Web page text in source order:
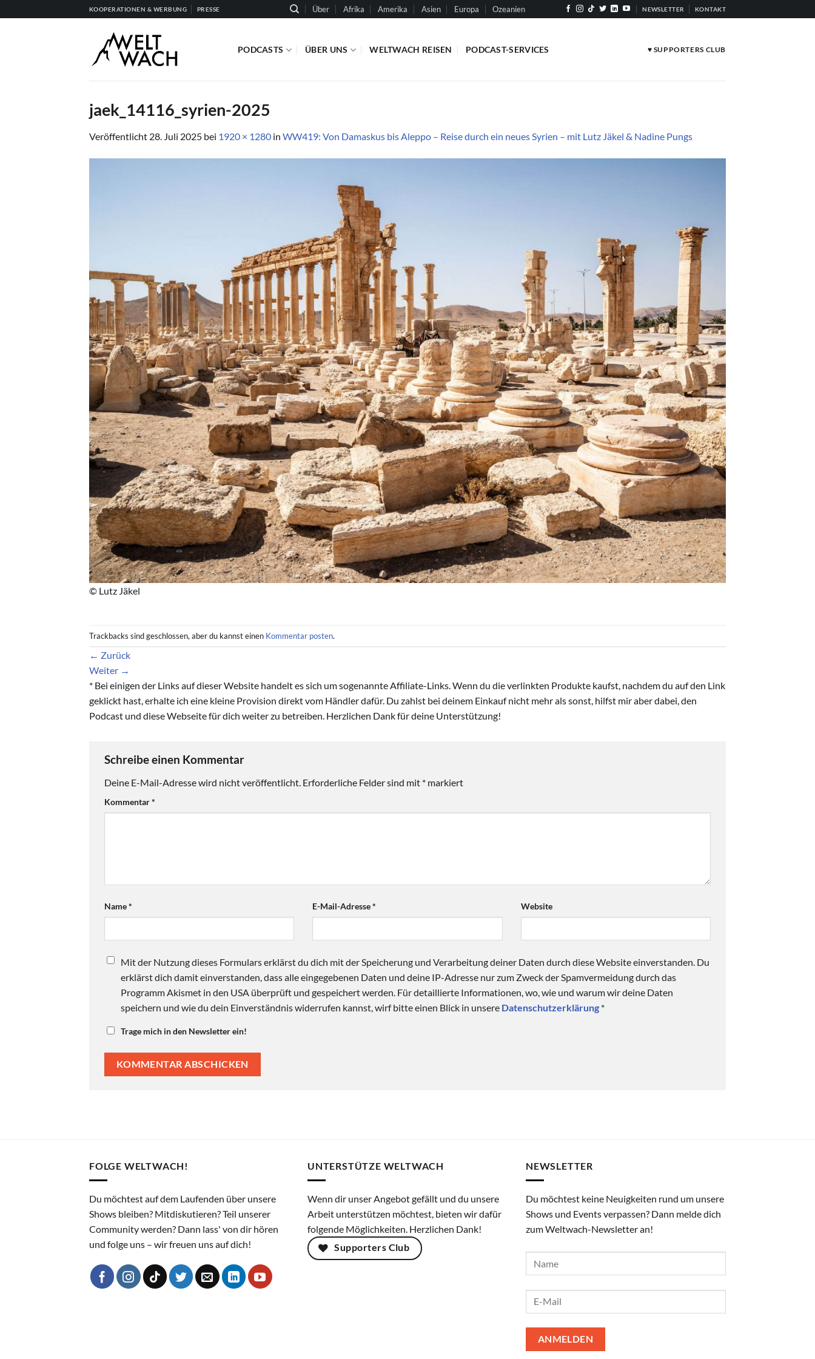
Inhalt
KOOPERATIONEN & WERBUNG PRESSE Über Afrika Amerika Asien Europa Ozeanien NEWSLETTER KONTAKT
PODCASTS ÜBER UNS WELTWACH REISEN PODCAST-SERVICES ♥ SUPPORTERS CLUB
jaek_14116_syrien-2025
Veröffentlicht 28. Juli 2025 bei 1920 × 1280 in WW419: Von Damaskus bis Aleppo – Reise durch ein neues Syrien – mit Lutz Jäkel & Nadine Pungs
© Lutz Jäkel
Trackbacks sind geschlossen, aber du kannst einen Kommentar posten.
← Zurück
Weiter →
* Bei einigen der Links auf dieser Website handelt es sich um sogenannte Affiliate-Links. Wenn du die verlinkten Produkte kaufst, nachdem du auf den Link
geklickt hast, erhalte ich eine kleine Provision direkt vom Händler dafür. Du zahlst bei deinem Einkauf nicht mehr als sonst, hilfst mir aber dabei, den
Podcast und diese Webseite für dich weiter zu betreiben. Herzlichen Dank für deine Unterstützung!
Schreibe einen Kommentar
Deine E-Mail-Adresse wird nicht veröffentlicht. Erforderliche Felder sind mit * markiert
Kommentar*
Name* E-Mail-Adresse* Website
Mit der Nutzung dieses Formulars erklärst du dich mit der Speicherung und Verarbeitung deiner Daten durch diese Website einverstanden. Du
erklärst dich damit einverstanden, dass alle eingegebenen Daten und deine IP-Adresse nur zum Zweck der Spamvermeidung durch das
Programm Akismet in den USA überprüft und gespeichert werden. Für detaillierte Informationen, wo, wie und warum wir deine Daten
speichern und wie du dein Einverständnis widerrufen kannst, wirf bitte einen Blick in unsere Datenschutzerklärung *
Trage mich in den Newsletter ein!
FOLGE WELTWACH!
Du möchtest auf dem Laufenden über unsere
Shows bleiben? Mitdiskutieren? Teil unserer
Community werden? Dann lass' von dir hören
und folge uns – wir freuen uns auf dich!
UNTERSTÜTZE WELTWACH
Wenn dir unser Angebot gefällt und du unsere
Arbeit unterstützen möchtest, bieten wir dafür
folgende Möglichkeiten. Herzlichen Dank!
Supporters Club
NEWSLETTER
Du möchtest keine Neuigkeiten rund um unsere
Shows und Events verpassen? Dann melde dich
zum Weltwach-Newsletter an!